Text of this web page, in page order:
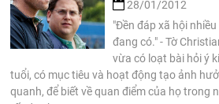
28/01/2012
"Đền đáp xã hội
đang có." - Tờ
vừa có loạt bài hỏi ý
tuổi, có mục tiêu và hoạt động tạo ảnh
quanh, để biết về quan điểm của họ trong